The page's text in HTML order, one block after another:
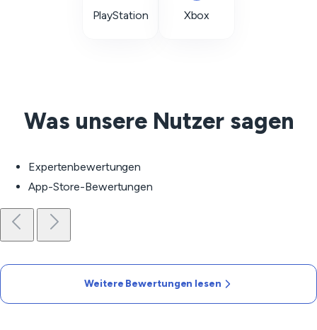
PlayStation Xbox
Was unsere Nutzer sagen
Expertenbewertungen
App-Store-Bewertungen
Weitere Bewertungen lesen